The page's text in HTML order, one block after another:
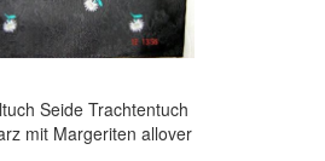
Seide Trachtentuch
mit Margeriten allover